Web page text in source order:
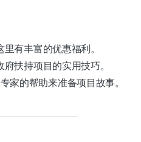
有丰富的优惠福利。
扶持项目的实用技巧。
家的帮助来准备项目故事。